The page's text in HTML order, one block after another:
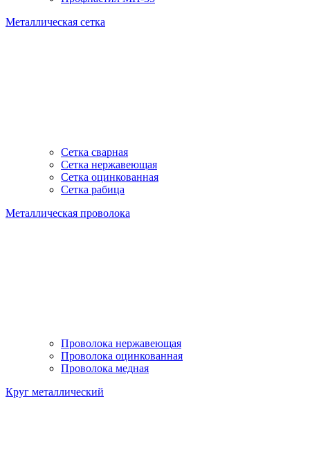
Металлическая сетка
Сетка сварная
Сетка нержавеющая
Сетка оцинкованная
Сетка рабица
Металлическая проволока
Проволока нержавеющая
Проволока оцинкованная
Проволока медная
Круг металлический